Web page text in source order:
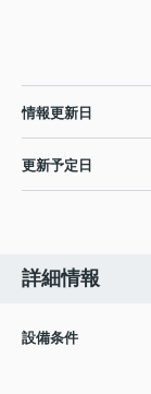
情報更新日
更新予定日
詳細情報
設備条件